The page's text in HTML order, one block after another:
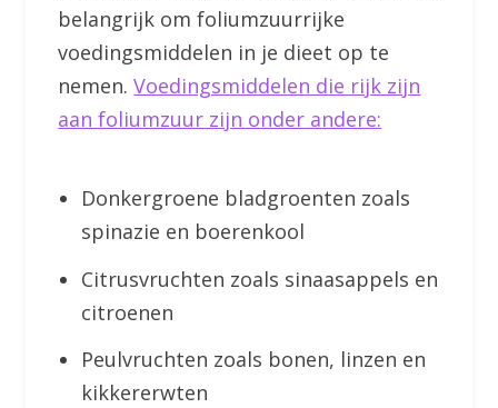
belangrijk om foliumzuurrijke
voedingsmiddelen in je dieet op te
nemen.Voedingsmiddelen die rijk zijn
aan foliumzuur zijn onder andere:
Donkergroene bladgroenten zoals
spinazie en boerenkool
Citrusvruchten zoals sinaasappels en
citroenen
Peulvruchten zoals bonen, linzen en
kikkererwten